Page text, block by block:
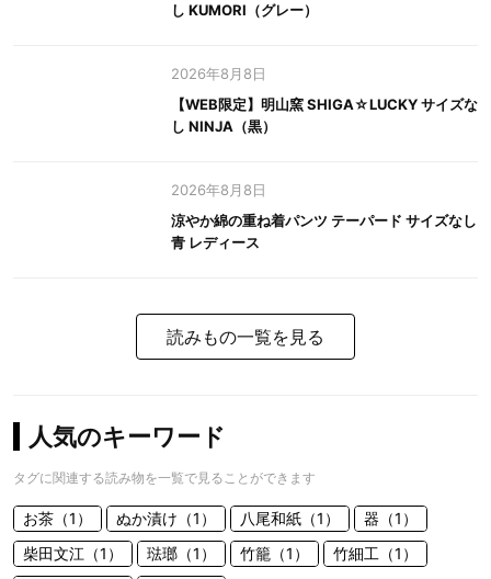
し KUMORI（グレー）
2026年8月8日
【WEB限定】明山窯 SHIGA☆LUCKY サイズな
し NINJA（黒）
2026年8月8日
涼やか綿の重ね着パンツ テーパード サイズなし
青 レディース
読みもの一覧を見る
人気のキーワード
タグに関連する読み物を一覧で見ることができます
お茶（1） ぬか漬け（1） 八尾和紙（1）
器（1）
柴田文江（1）
琺瑯（1） 竹籠（1） 竹細工（1）